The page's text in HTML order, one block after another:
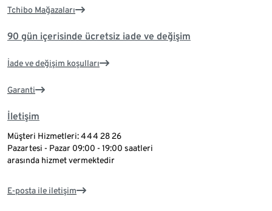
Tchibo Mağazaları
90 gün içerisinde ücretsiz iade ve değişim
İade ve değişim koşulları
Garanti
İletişim
Müşteri Hizmetleri: 444 28 26
Pazartesi - Pazar 09:00 - 19:00 saatleri
arasında hizmet vermektedir
E-posta ile iletişim